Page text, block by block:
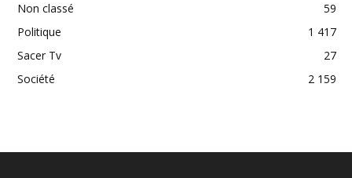
Non classé
59
Politique
1 417
Sacer Tv
27
Société
2 159